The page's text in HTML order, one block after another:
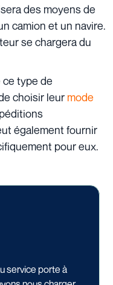
des moyens de
camion et un navire.
se chargera du
type de
choisir leur mode
également fournir
pour eux.
service porte à